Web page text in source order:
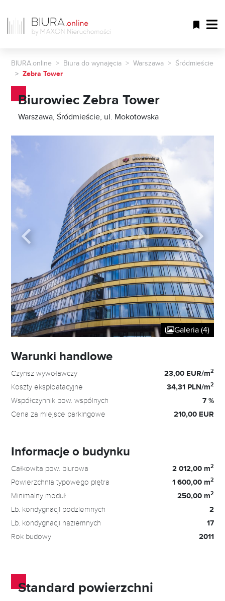
BIURA.online Biura do wynajęcia Warszawa
Śródmieście
Zebra Tower
Biurowiec Zebra Tower
Warszawa, Śródmieście, ul. Mokotowska
Galeria (4)
Warunki handlowe
Czynsz wywoławczy 23,00 EUR/m2
Koszty eksploatacyjne 34,31 PLN/m2
Współczynnik pow. wspólnych 7 %
Cena za miejsce parkingowe 210,00 EUR
Informacje o budynku
Całkowita pow. biurowa 2 012,00 m2
Powierzchnia typowego piętra 1 600,00 m2
Minimalny moduł 250,00 m2
Lb. kondygnacji podziemnych 2
Lb. kondygnacji naziemnych 17
Rok budowy 2011
Standard powierzchni